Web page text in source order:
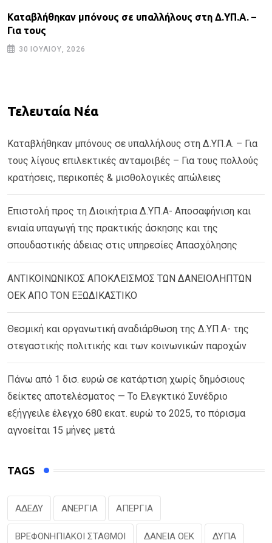
Καταβλήθηκαν μπόνους σε υπαλλήλους στη Δ.ΥΠ.Α. –
Για τους
30 ΙΟΥΛΊΟΥ, 2026
Τελευταία Νέα
Καταβλήθηκαν μπόνους σε υπαλλήλους στη Δ.ΥΠ.Α. – Για
τους λίγους επιλεκτικές ανταμοιβές – Για τους πολλούς
κρατήσεις, περικοπές & μισθολογικές απώλειες
Επιστολή προς τη Διοικήτρια Δ.ΥΠ.Α- Αποσαφήνιση και
ενιαία υπαγωγή της πρακτικής άσκησης και της
σπουδαστικής άδειας στις υπηρεσίες Απασχόλησης
ΑΝΤΙΚΟΙΝΩΝΙΚΟΣ ΑΠΟΚΛΕΙΣΜΟΣ ΤΩΝ ΔΑΝΕΙΟΛΗΠΤΩΝ
ΟΕΚ ΑΠΟ ΤΟΝ ΕΞΩΔΙΚΑΣΤΙΚΟ
Θεσμική και οργανωτική αναδιάρθωση της Δ.ΥΠ.Α- της
στεγαστικής πολιτικής και των κοινωνικών παροχών
Πάνω από 1 δισ. ευρώ σε κατάρτιση χωρίς δημόσιους
δείκτες αποτελέσματος — Το Ελεγκτικό Συνέδριο
εξήγγειλε έλεγχο 680 εκατ. ευρώ το 2025, το πόρισμα
αγνοείται 15 μήνες μετά
TAGS
ΑΔΕΔΥ ΑΝΕΡΓΙΑ ΑΠΕΡΓΙΑ
ΒΡΕΦΟΝΗΠΙΑΚΟΙ ΣΤΑΘΜΟΙ ΔΑΝΕΙΑ ΟΕΚ ΔΥΠΑ